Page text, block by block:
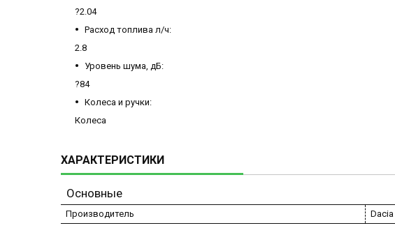
?2.04
Расход топлива л/ч:
2.8
Уровень шума, дБ:
?84
Колеса и ручки:
Колеса
ХАРАКТЕРИСТИКИ
Основные
Производитель Dacia